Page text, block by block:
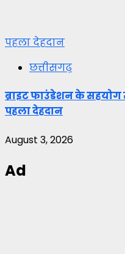
पहला देहदान
छत्तीसगढ़
ब्राइट फाउंडेशन के
पहला देहदान
August 3, 2026
Ad